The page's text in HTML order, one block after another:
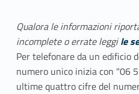
Qualora le informazioni
incomplete o errate leggile
Per telefonare da un edificio
numero unico inizia con "06
ultime quattro cifre del